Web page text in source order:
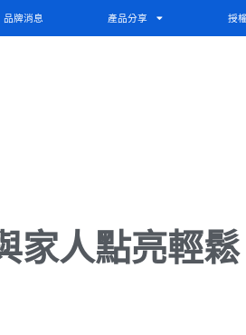
品牌消息 產品分享 授
家人點亮輕鬆